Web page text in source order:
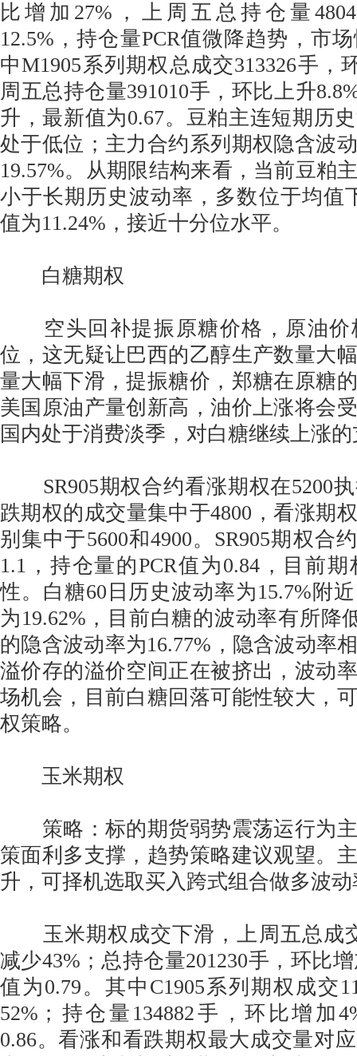
比增加27%，上周五总持仓量
12.5%，持仓量PCR值微降趋势，市
中M1905系列期权总成交313326手，
周五总持仓量391010手，环比上升
升，最新值为0.67。豆粕主连短期历
处于低位；主力合约系列期权隐含波
19.57%。从期限结构来看，当前豆粕
小于长期历史波动率，多数位于均值
值为11.24%，接近十分位水平。
白糖期权
空头回补提振原糖价格，原油价
位，这无疑让巴西的乙醇生产数量大
量大幅下滑，提振糖价，郑糖在原糖
美国原油产量创新高，油价上涨将会
国内处于消费淡季，对白糖继续上涨
SR905期权合约看涨期权在5200
跌期权的成交量集中于4800，看涨期
别集中于5600和4900。SR905期权合
1.1，持仓量的PCR值为0.84，目前
性。白糖60日历史波动率为15.7%附
为19.62%，目前白糖的波动率有所降
的隐含波动率为16.77%，隐含波动率
溢价存的溢价空间正在被挤出，波动
场机会，目前白糖回落可能性较大，
权策略。
玉米期权
策略：标的期货弱势震荡运行为主
策面利多支撑，趋势策略建议观望。
升，可择机选取买入跨式组合做多波
玉米期权成交下滑，上周五总成
减少43%；总持仓量201230手，环比
值为0.79。其中C1905系列期权成交
52%；持仓量134882手，环比增加
0.86。看涨和看跌期权最大成交量对